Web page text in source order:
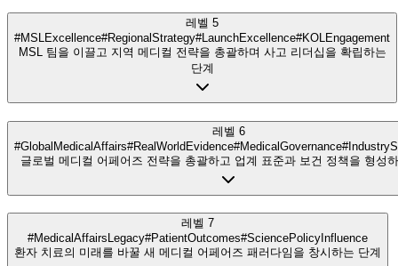
레벨 5
#MSLExcellence#RegionalStrategy#LaunchExcellence#KOLEngagement
MSL 팀을 이끌고 지역 메디컬 전략을 총괄하며 사고 리더십을 확립하는
단계
레벨 6
#GlobalMedicalAffairs#RealWorldEvidence#MedicalGovernance
글로벌 메디컬 어페어즈 전략을 총괄하고 업계 표준과 보건 정책을 형성
레벨 7
#MedicalAffairsLegacy#PatientOutcomes#SciencePolicyInfluence
환자 치료의 미래를 바꿀 새 메디컬 어페어즈 패러다임을 창시하는 단계